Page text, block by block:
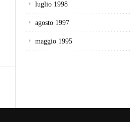
luglio 1998
agosto 1997
maggio 1995